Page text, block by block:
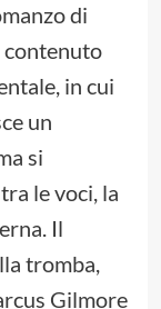
di
contenuto
in cui
un
si
le voci, la
Il
tromba,
Gilmore